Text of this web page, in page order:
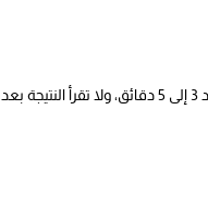
أخرج الشريط وضعه على سطح مستوي وجاف، وانتظر ظهور النتائج حيث تبدأ الخطوط في الظهور خلال دقيقة، وتكون القراءة النهائية دقيقة بعد 3 إلى 5 دقائق، ولا تقرأ النتيجة بعد